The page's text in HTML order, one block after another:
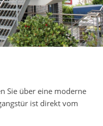
Sie über eine moderne
ist direkt vom